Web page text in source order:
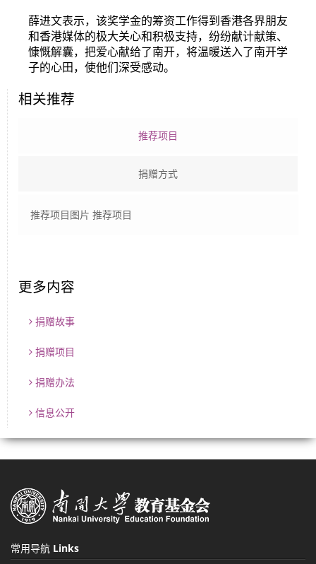
薛进文表示，该奖学金的筹资工作得到香港各界朋友
和香港媒体的极大关心和积极支持，纷纷献计献策、
慷慨解囊，把爱心献给了南开，将温暖送入了南开学
子的心田，使他们深受感动。
相关推荐
推荐项目
捐赠方式
推荐项目图片 推荐项目
更多内容
捐赠故事
捐赠项目
捐赠办法
信息公开
常用导航 Links